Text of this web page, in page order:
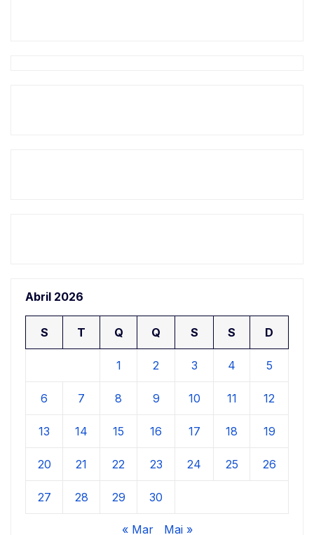
Abril 2026
S T Q Q S S D
1 2 3 4 5
6 7 8 9 10 11 12
13 14 15 16 17 18 19
20 21 22 23 24 25 26
27 28 29 30
« Mar Mai »